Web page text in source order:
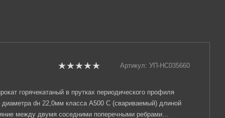
Артикул: УП-НС035660
горячекатаный в прутках периодического профиля
диаметра dн 22,0мм класса А500 С (свариваемый) длиной
между двумя соседними поперечными ребрами